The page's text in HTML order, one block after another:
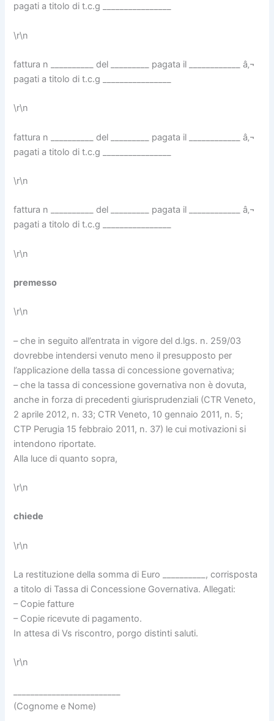
pagati a titolo di t.c.g ________________
\r\n
fattura n __________ del _________ pagata il ____________ â‚¬
pagati a titolo di t.c.g ________________
\r\n
fattura n __________ del _________ pagata il ____________ â‚¬
pagati a titolo di t.c.g ________________
\r\n
fattura n __________ del _________ pagata il ____________ â‚¬
pagati a titolo di t.c.g ________________
\r\n
premesso
\r\n
– che in seguito all’entrata in vigore del d.lgs. n. 259/03
dovrebbe intendersi venuto meno il presupposto per
l’applicazione della tassa di concessione governativa;
– che la tassa di concessione governativa non è dovuta,
anche in forza di precedenti giurisprudenziali (CTR Veneto,
2 aprile 2012, n. 33; CTR Veneto, 10 gennaio 2011, n. 5;
CTP Perugia 15 febbraio 2011, n. 37) le cui motivazioni si
intendono riportate.
Alla luce di quanto sopra,
\r\n
chiede
\r\n
La restituzione della somma di Euro __________, corrisposta
a titolo di Tassa di Concessione Governativa. Allegati:
– Copie fatture
– Copie ricevute di pagamento.
In attesa di Vs riscontro, porgo distinti saluti.
\r\n
(Cognome e Nome)